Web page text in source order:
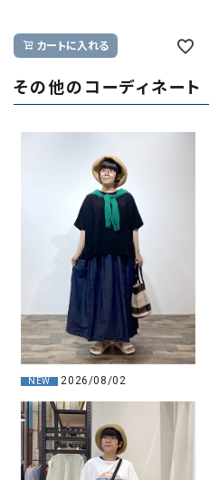
カートに入れる
その他のコーディネート
NEW 2026/08/02